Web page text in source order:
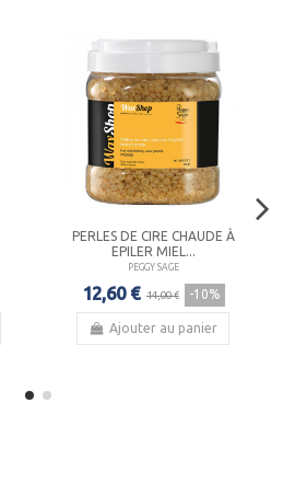
PERLES DE CIRE CHAUDE À
EPILER MIEL...
PEGGY SAGE
12,60 € 14,00 € -10%
Ajouter au panier